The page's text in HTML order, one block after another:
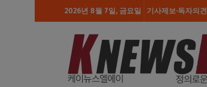
2026년 8월 7일, 금요일 기사제보·독자의견